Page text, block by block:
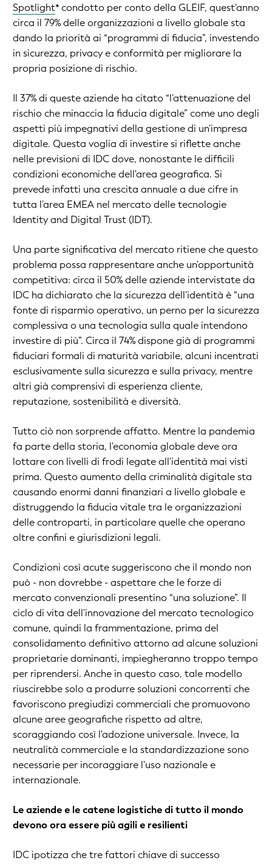
Spotlight* condotto per conto della GLEIF, quest'anno
circa il 79% delle organizzazioni a livello globale sta
dando la priorità ai “programmi di fiducia”, investendo
in sicurezza, privacy e conformità per migliorare la
propria posizione di rischio.
Il 37% di queste aziende ha citato “l'attenuazione del
rischio che minaccia la fiducia digitale” come uno degli
aspetti più impegnativi della gestione di un'impresa
digitale. Questa voglia di investire si riflette anche
nelle previsioni di IDC dove, nonostante le difficili
condizioni economiche dell'area geografica. Si
prevede infatti una crescita annuale a due cifre in
tutta l'area EMEA nel mercato delle tecnologie
Identity and Digital Trust (IDT).
Una parte significativa del mercato ritiene che questo
problema possa rappresentare anche un'opportunità
competitiva: circa il 50% delle aziende intervistate da
IDC ha dichiarato che la sicurezza dell'identità è “una
fonte di risparmio operativo, un perno per la sicurezza
complessiva o una tecnologia sulla quale intendono
investire di più”. Circa il 74% dispone già di programmi
fiduciari formali di maturità variabile, alcuni incentrati
esclusivamente sulla sicurezza e sulla privacy, mentre
altri già comprensivi di esperienza cliente,
reputazione, sostenibilità e diversità.
Tutto ciò non sorprende affatto. Mentre la pandemia
fa parte della storia, l'economia globale deve ora
lottare con livelli di frodi legate all'identità mai visti
prima. Questo aumento della criminalità digitale sta
causando enormi danni finanziari a livello globale e
distruggendo la fiducia vitale tra le organizzazioni
delle controparti, in particolare quelle che operano
oltre confini e giurisdizioni legali.
Condizioni così acute suggeriscono che il mondo non
può - non dovrebbe - aspettare che le forze di
mercato convenzionali presentino “una soluzione”. Il
ciclo di vita dell'innovazione del mercato tecnologico
comune, quindi la frammentazione, prima del
consolidamento definitivo attorno ad alcune soluzioni
proprietarie dominanti, impiegheranno troppo tempo
per riprendersi. Anche in questo caso, tale modello
riuscirebbe solo a produrre soluzioni concorrenti che
favoriscono pregiudizi commerciali che promuovono
alcune aree geografiche rispetto ad altre,
scoraggiando così l'adozione universale. Invece, la
neutralità commerciale e la standardizzazione sono
necessarie per incoraggiare l'uso nazionale e
internazionale.
Le aziende e le catene logistiche di tutto il mondo
devono ora essere più agili e resilienti
IDC ipotizza che tre fattori chiave di successo